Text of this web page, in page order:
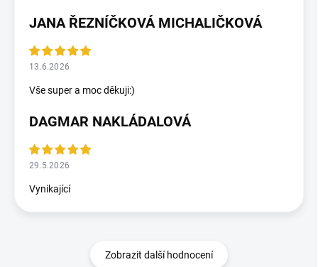
JANA ŘEZNÍČKOVÁ MICHALIČKOVÁ
13.6.2026
Vše super a moc děkuji:)
DAGMAR NAKLÁDALOVÁ
29.5.2026
Vynikající
Zobrazit další hodnocení